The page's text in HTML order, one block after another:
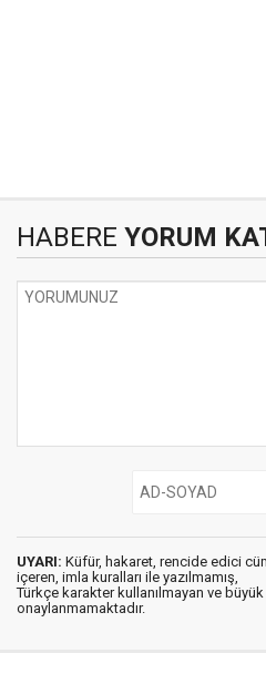
HABERE YORUM
UYARI: Küfür, hakaret, rencide edici
içeren, imla kuralları ile yazılmamış,
Türkçe karakter kullanılmayan ve
onaylanmamaktadır.